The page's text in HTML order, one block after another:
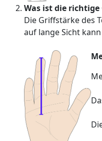
Was ist die
Die Griffstärke des
auf lange Sicht